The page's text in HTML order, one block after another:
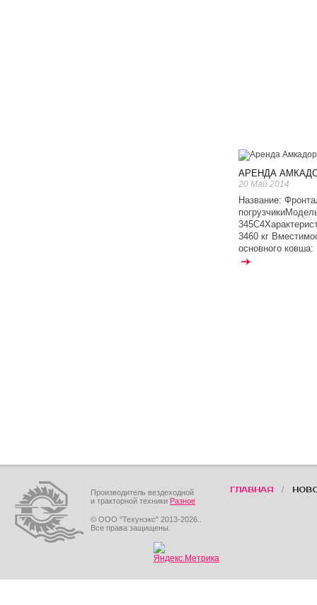
АРЕНДА
20 Май 2014
Название:
3460 кг
основного ковша:
Производитель вездеходной
и тракторной техники Разное
© ООО "Техунэкс" 2013-2026..
Все права защищены.
ГЛАВНАЯ /